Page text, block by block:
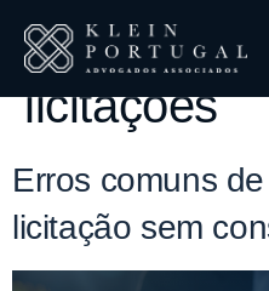
Tag:erros
licitações
Erros comuns
licitação sem